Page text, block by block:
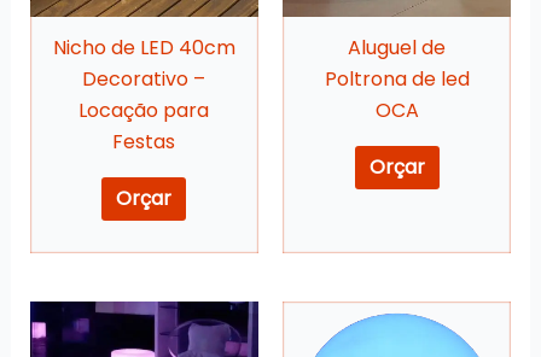
Nicho de LED 40cm
Decorativo –
Locação para
Festas
Orçar
Aluguel de
Poltrona de led
OCA
Orçar